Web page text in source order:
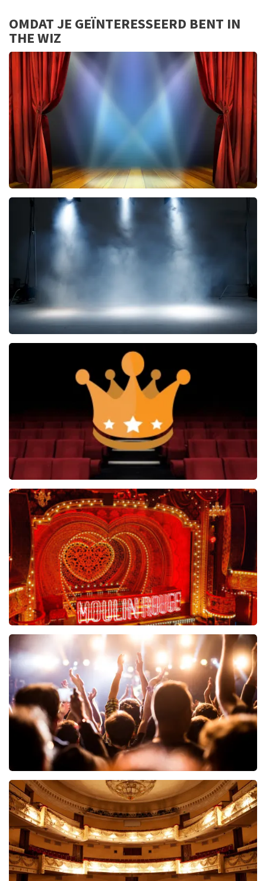
gebruik van dynamic pricing op basis van vraag en
aanbod zoals ook normaal is in de vliegindustrie. Ook
ticketmaster maakt hier gebruik van bij haar platinum
tickets. De andere naam die op het ticket staat is te
verklaren doordat wij een wederverkoper zijn van
doorverkochte tickets. Wij hopen dat u ondanks alles
toch een fantastische avond heeft gehad. Met
vriendelijke groeten, Joost Topticketshop
Beoordeling van - Johnny Hagenaar overTopTicketShop
Helder en snel
Prima jo
OMDAT JE GEÏNTERESSEERD BENT IN
THE WIZ
40 45 De Musical
2588+ reviews
BEKIJKEN
77 reviews
BEKIJKEN
Soldaat van Oranje
6648+reviews
BEKIJKEN
Moulin Rouge
89reviews
BEKIJKEN
Hairspray
40reviews
BEKIJKEN